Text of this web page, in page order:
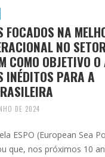
FOCADOS NA
NO
COMO OBJETIVO
INÉDITOS PARA A
DE 2024
ESPO (European Sea
que, nos próximos 10